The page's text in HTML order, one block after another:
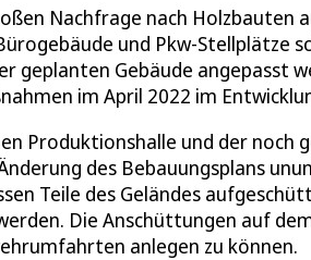
Nachfrage nach Holzbauten
und Pkw-Stellplätze
geplanten Gebäude angepasst
im April 2022 im
Produktionshalle und der noch
des Bebauungsplans
Teile des Geländes
Die Anschüttungen auf
anlegen zu können.